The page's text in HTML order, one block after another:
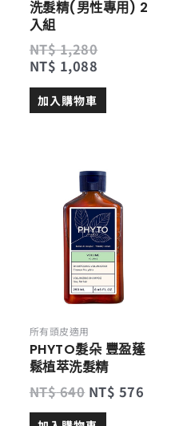
洗髮精(男性專用) 2
入組
NT$1,280
NT$ 1,088
加入購物車
所有頭皮適用
PHYTO髮朵 豐盈蓬
鬆植萃洗髮精
NT$640
原
始
價
格：
NT$ 640。
NT$ 576